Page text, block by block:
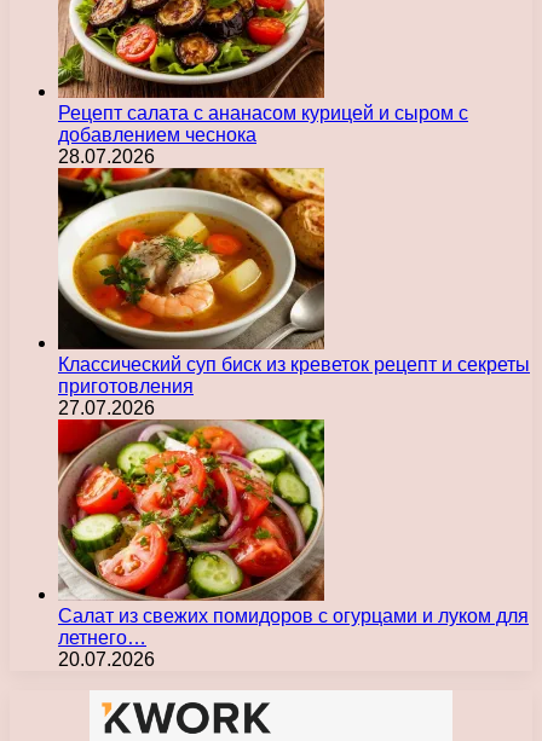
Рецепт салата с ананасом курицей и сыром с
добавлением чеснока
28.07.2026
Классический суп биск из креветок рецепт и секреты
приготовления
27.07.2026
Салат из свежих помидоров с огурцами и луком для
летнего…
20.07.2026